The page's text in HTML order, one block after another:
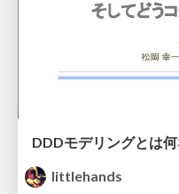
littlehands